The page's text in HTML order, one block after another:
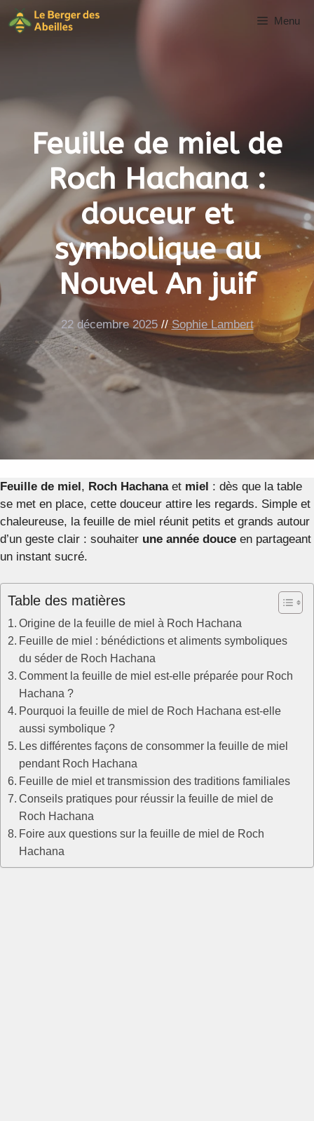
au
Menu
Feuille de miel de
Roch Hachana :
douceur et
symbolique au
Nouvel An juif
22 décembre 2025 // Sophie Lambert
Feuille de miel, Roch Hachanaet miel : dès que la table
se met en place, cette douceur attire les regards. Simple et
chaleureuse, la feuille de miel réunit petits et grands autour
d’un geste clair : souhaiter une année douce en partageant
un instant sucré.
Table des matières
Origine de la feuille de miel à Roch Hachana
Feuille de miel : bénédictions et aliments symboliques
du séder de Roch Hachana
Comment la feuille de miel est-elle préparée pour Roch
Hachana ?
Pourquoi la feuille de miel de Roch Hachana est-elle
aussi symbolique ?
Les différentes façons de consommer la feuille de miel
pendant Roch Hachana
Feuille de miel et transmission des traditions familiales
Conseils pratiques pour réussir la feuille de miel de
Roch Hachana
Foire aux questions sur la feuille de miel de Roch
Hachana